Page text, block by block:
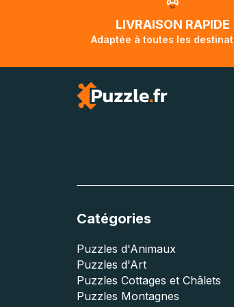
LIVRAISON RAPIDE
Adaptée à toutes les
Catégories
Puzzles d'Animaux
Puzzles d'Art
Puzzles Cottages et Châlets
Puzzles Montagnes